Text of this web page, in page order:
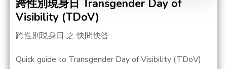
跨性別現身日 Transgender Day of
Visibility (TDoV)
跨性別現身日 之 快問快答
Quick guide to Transgender Day of Visibility (TDoV)